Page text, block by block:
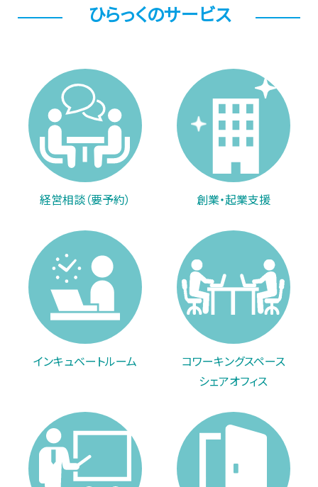
ひらっくのサービス
経営相談（要予約） 創業・起業支援
インキュベートルーム
コワーキングスペース
シェアオフィス